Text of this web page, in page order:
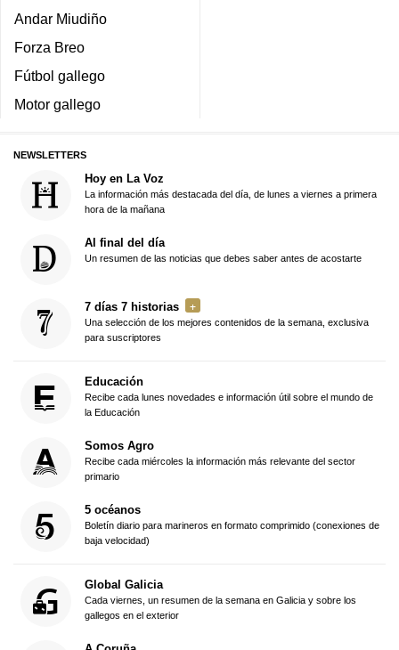
Andar Miudiño
Forza Breo
Fútbol gallego
Motor gallego
NEWSLETTERS
Hoy en La Voz
La información más destacada del día, de lunes a viernes a primera
hora de la mañana
Al final del día
Un resumen de las noticias que debes saber antes de acostarte
7 días 7 historias
Una selección de los mejores contenidos de la semana, exclusiva
para suscriptores
Educación
Recibe cada lunes novedades e información útil sobre el mundo de
la Educación
Somos Agro
Recibe cada miércoles la información más relevante del sector
primario
5 océanos
Boletín diario para marineros en formato comprimido (conexiones de
baja velocidad)
Global Galicia
Cada viernes, un resumen de la semana en Galicia y sobre los
gallegos en el exterior